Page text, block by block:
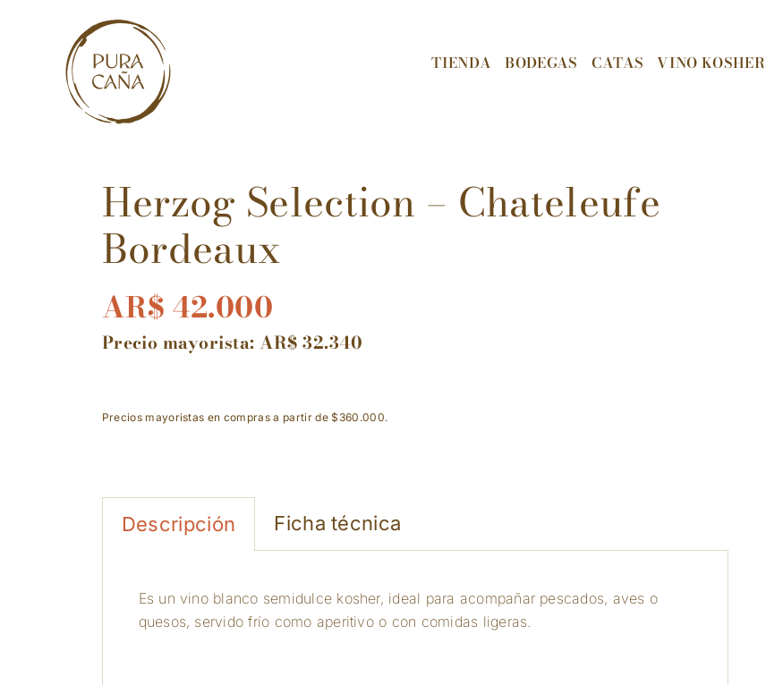
content
TIENDA BODEGAS CATAS VINO KOSHER
Herzog Selection – Chateleufe
Bordeaux
AR$ 42.000
Precio mayorista: AR$ 32.340
Precios mayoristas en compras a partir de $360.000.
Descripción Ficha técnica
Es un vino blanco semidulce kosher, ideal para acompañar pescados, aves o
quesos, servido frío como aperitivo o con comidas ligeras.